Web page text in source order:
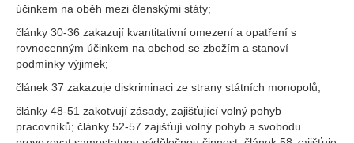
účinkem na oběh mezi členskými státy;
články 30-36 zakazují kvantitativní omezení a opatření s
rovnocenným účinkem na obchod se zbožím a stanoví
podmínky výjimek;
článek 37 zakazuje diskriminaci ze strany státních monopolů;
články 48-51 zakotvují zásady, zajišťující volný pohyb
pracovníků; články 52-57 zajišťují volný pohyb a svobodu